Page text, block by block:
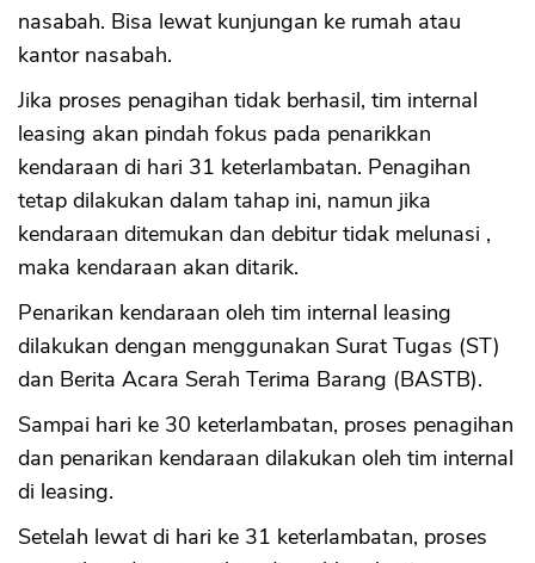
nasabah. Bisa lewat kunjungan ke rumah atau
kantor nasabah.
Jika proses penagihan tidak berhasil, tim internal
leasing akan pindah fokus pada penarikkan
kendaraan di hari 31 keterlambatan. Penagihan
tetap dilakukan dalam tahap ini, namun jika
kendaraan ditemukan dan debitur tidak melunasi ,
maka kendaraan akan ditarik.
Penarikan kendaraan oleh tim internal leasing
dilakukan dengan menggunakan Surat Tugas (ST)
dan Berita Acara Serah Terima Barang (BASTB).
Sampai hari ke 30 keterlambatan, proses penagihan
dan penarikan kendaraan dilakukan oleh tim internal
di leasing.
Setelah lewat di hari ke 31 keterlambatan, proses